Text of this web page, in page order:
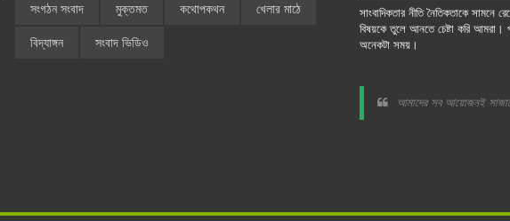
সংগঠন সংবাদ মুক্তমত কথোপকথন খেলার মাঠে
বিদ্যাঙ্গন সংবাদ ভিডিও
সাংবাদিকতার নীতি নৈতিকতাকে সামনে
বিষয়কে তুলে আনতে চেষ্টা করি আমরা।
অনেকটা সময়।
আমাদের সব আয়োজনই